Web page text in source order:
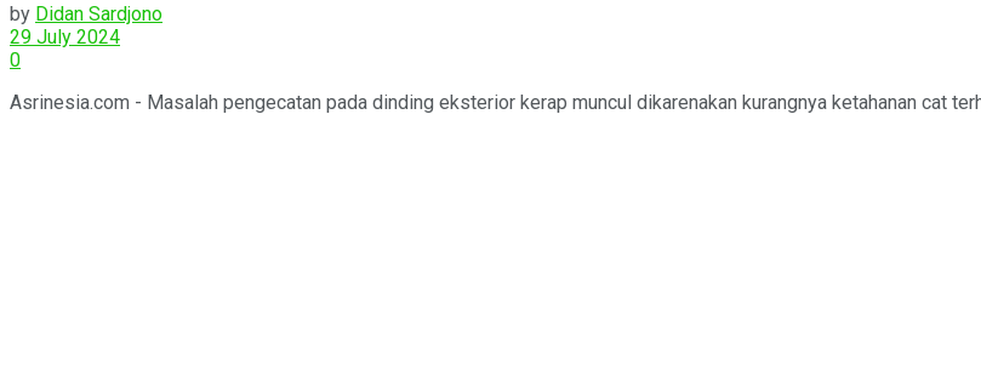
by Didan Sardjono
29 July 2024
0
Asrinesia.com - Masalah pengecatan pada dinding eksterior kerap muncul dikarenakan kurangnya ketahanan cat